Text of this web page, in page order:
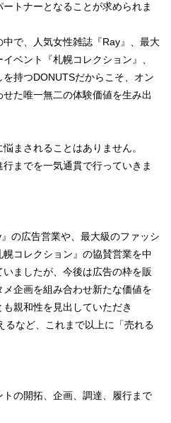
トナーとなることが求められま
で、人気女性雑誌『Ray』、最大
ベント『札幌コレクション』、
持つDONUTSだからこそ、オン
た唯一無二の体験価値を生み出
まされることはありません。
までを一気通貫で行っていきま
の広告営業や、最大級のファッシ
コレクション』の協賛営業を中
ましたが、今後は広告の枠を販
企画を組み合わせ新たな価値を
親和性を見出していただき
るなど、これまで以上に「売れる
の開拓、企画、調達、履行まで